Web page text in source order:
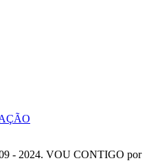
- 2024. VOU CONTIGO por